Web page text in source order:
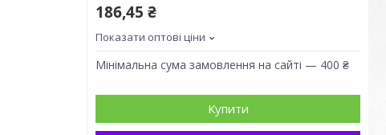
186,45 ₴
Показати оптові ціни
Мінімальна сума замовлення на сайті — 400 ₴
Купити